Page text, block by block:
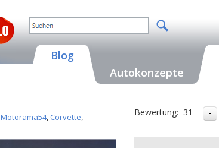
Blog
Autokonzepte
Motorama54, Corvette,
Bewertung: 31